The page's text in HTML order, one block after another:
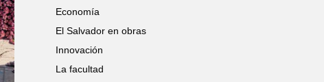
Economía
El Salvador en obras
Innovación
La facultad